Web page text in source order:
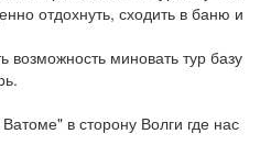
отдохнуть, сходить в баню и
возможность миновать тур базу
в сторону Волги где нас